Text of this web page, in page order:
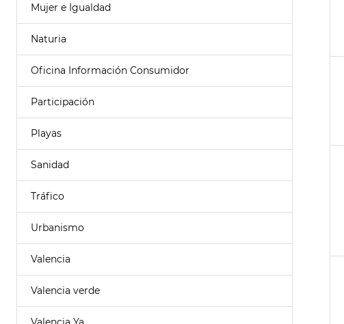
Mujer e Igualdad
Naturia
Oficina Información Consumidor
Participación
Playas
Sanidad
Tráfico
Urbanismo
Valencia
Valencia verde